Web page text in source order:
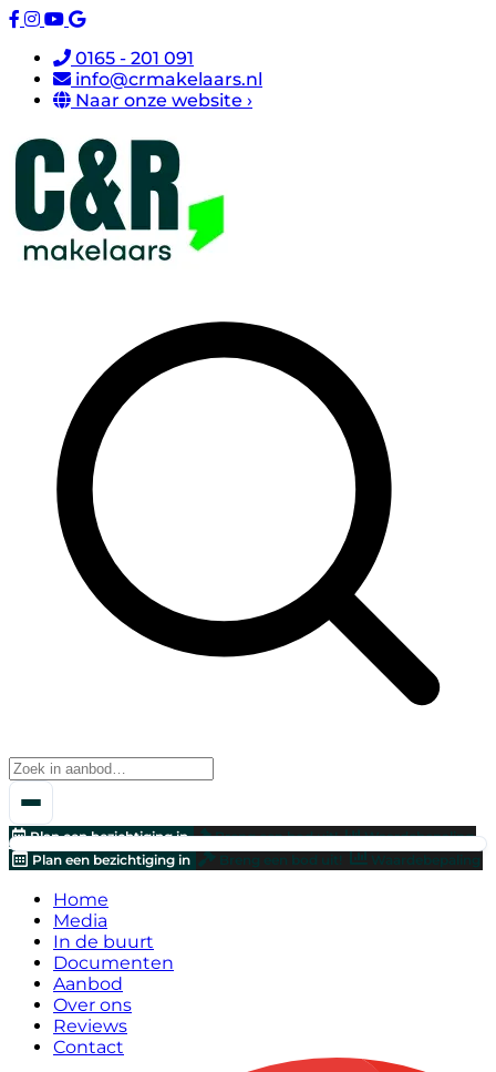
0165 - 201 091
info@crmakelaars.nl
Naar onze website ›
Plan een bezichtiging in Breng een bod uit!
Waardebepaling
Plan een bezichtiging in
Breng een bod uit! Waardebepaling
Home
Media
In de buurt
Documenten
Aanbod
Over ons
Reviews
Contact